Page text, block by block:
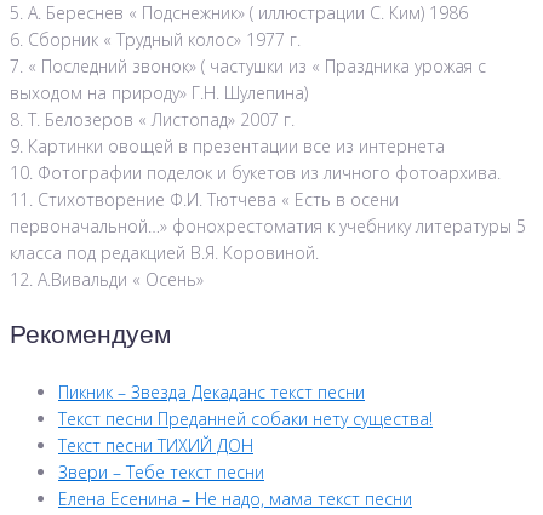
5. А. Береснев « Подснежник» ( иллюстрации С. Ким) 1986
6. Сборник « Трудный колос» 1977 г.
7. « Последний звонок» ( частушки из « Праздника урожая с
выходом на природу» Г.Н. Шулепина)
8. Т. Белозеров « Листопад» 2007 г.
9. Картинки овощей в презентации все из интернета
10. Фотографии поделок и букетов из личного фотоархива.
11. Стихотворение Ф.И. Тютчева « Есть в осени
первоначальной…» фонохрестоматия к учебнику литературы 5
класса под редакцией В.Я. Коровиной.
12. А.Вивальди « Осень»
Рекомендуем
Пикник – Звезда Декаданс текст песни
Текст песни Преданней собаки нету существа!
Текст песни ТИХИЙ ДОН
Звери – Тебе текст песни
Елена Есенина – Не надо, мама текст песни